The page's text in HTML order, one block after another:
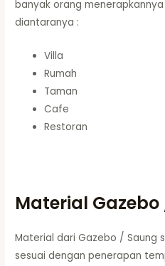
banyak orang
diantaranya :
Villa
Rumah
Taman
Cafe
Restoran
Material
Material dari Gazebo / Saung
sesuai dengan penerapan